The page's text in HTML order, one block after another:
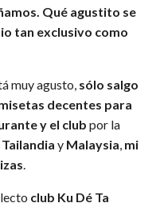
Qué agustito se
tan exclusivo como
muy agusto, sólo salgo
decentes para
y el club por la
Tailandia y Malaysia mi
club Ku Dé Ta